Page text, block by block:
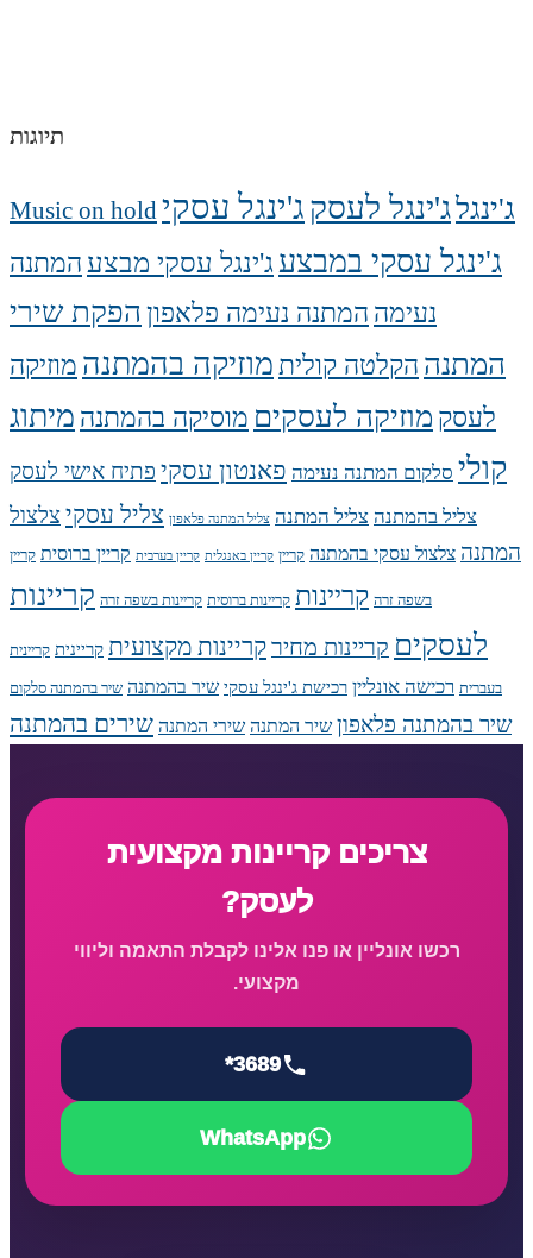
תיוגות
Music on hold ג'ינגלג'ינגל לעסקג'ינגל עסקי
ג'ינגל עסקי במבצעג'ינגל עסקי מבצעהמתנה
נעימה המתנה נעימה פלאפון הפקת שירי
המתנה הקלטה קוליתמוזיקה בהמתנה מוזיקה
לעסק מוזיקה לעסקים מוסיקה בהמתנה מיתוג
קולי סלקום המתנה נעימה פאנטון עסקי פתיח אישי לעסק
צליל בהמתנה צליל המתנה צליל המתנה פלאפון צליל עסקיצלצול
המתנה צלצול עסקי בהמתנה קריין קריין באנגלית קריין בערבית קריין ברוסית קריין
בשפה זרה קריינות קריינות ברוסית קריינות בשפה זרה קריינות
לעסקים קריינות מחירקריינות מקצועית קריינית קריינית
בעברית רכישה אונליין רכישת ג'ינגל עסקי שיר בהמתנה שיר בהמתנה סלקום
שיר בהמתנה פלאפון שיר המתנה שירי המתנה שירים בהמתנה
צריכים קריינות מקצועית
לעסק?
רכשו אונליין או פנו אלינו לקבלת התאמה וליווי
מקצועי.
*3689
WhatsApp